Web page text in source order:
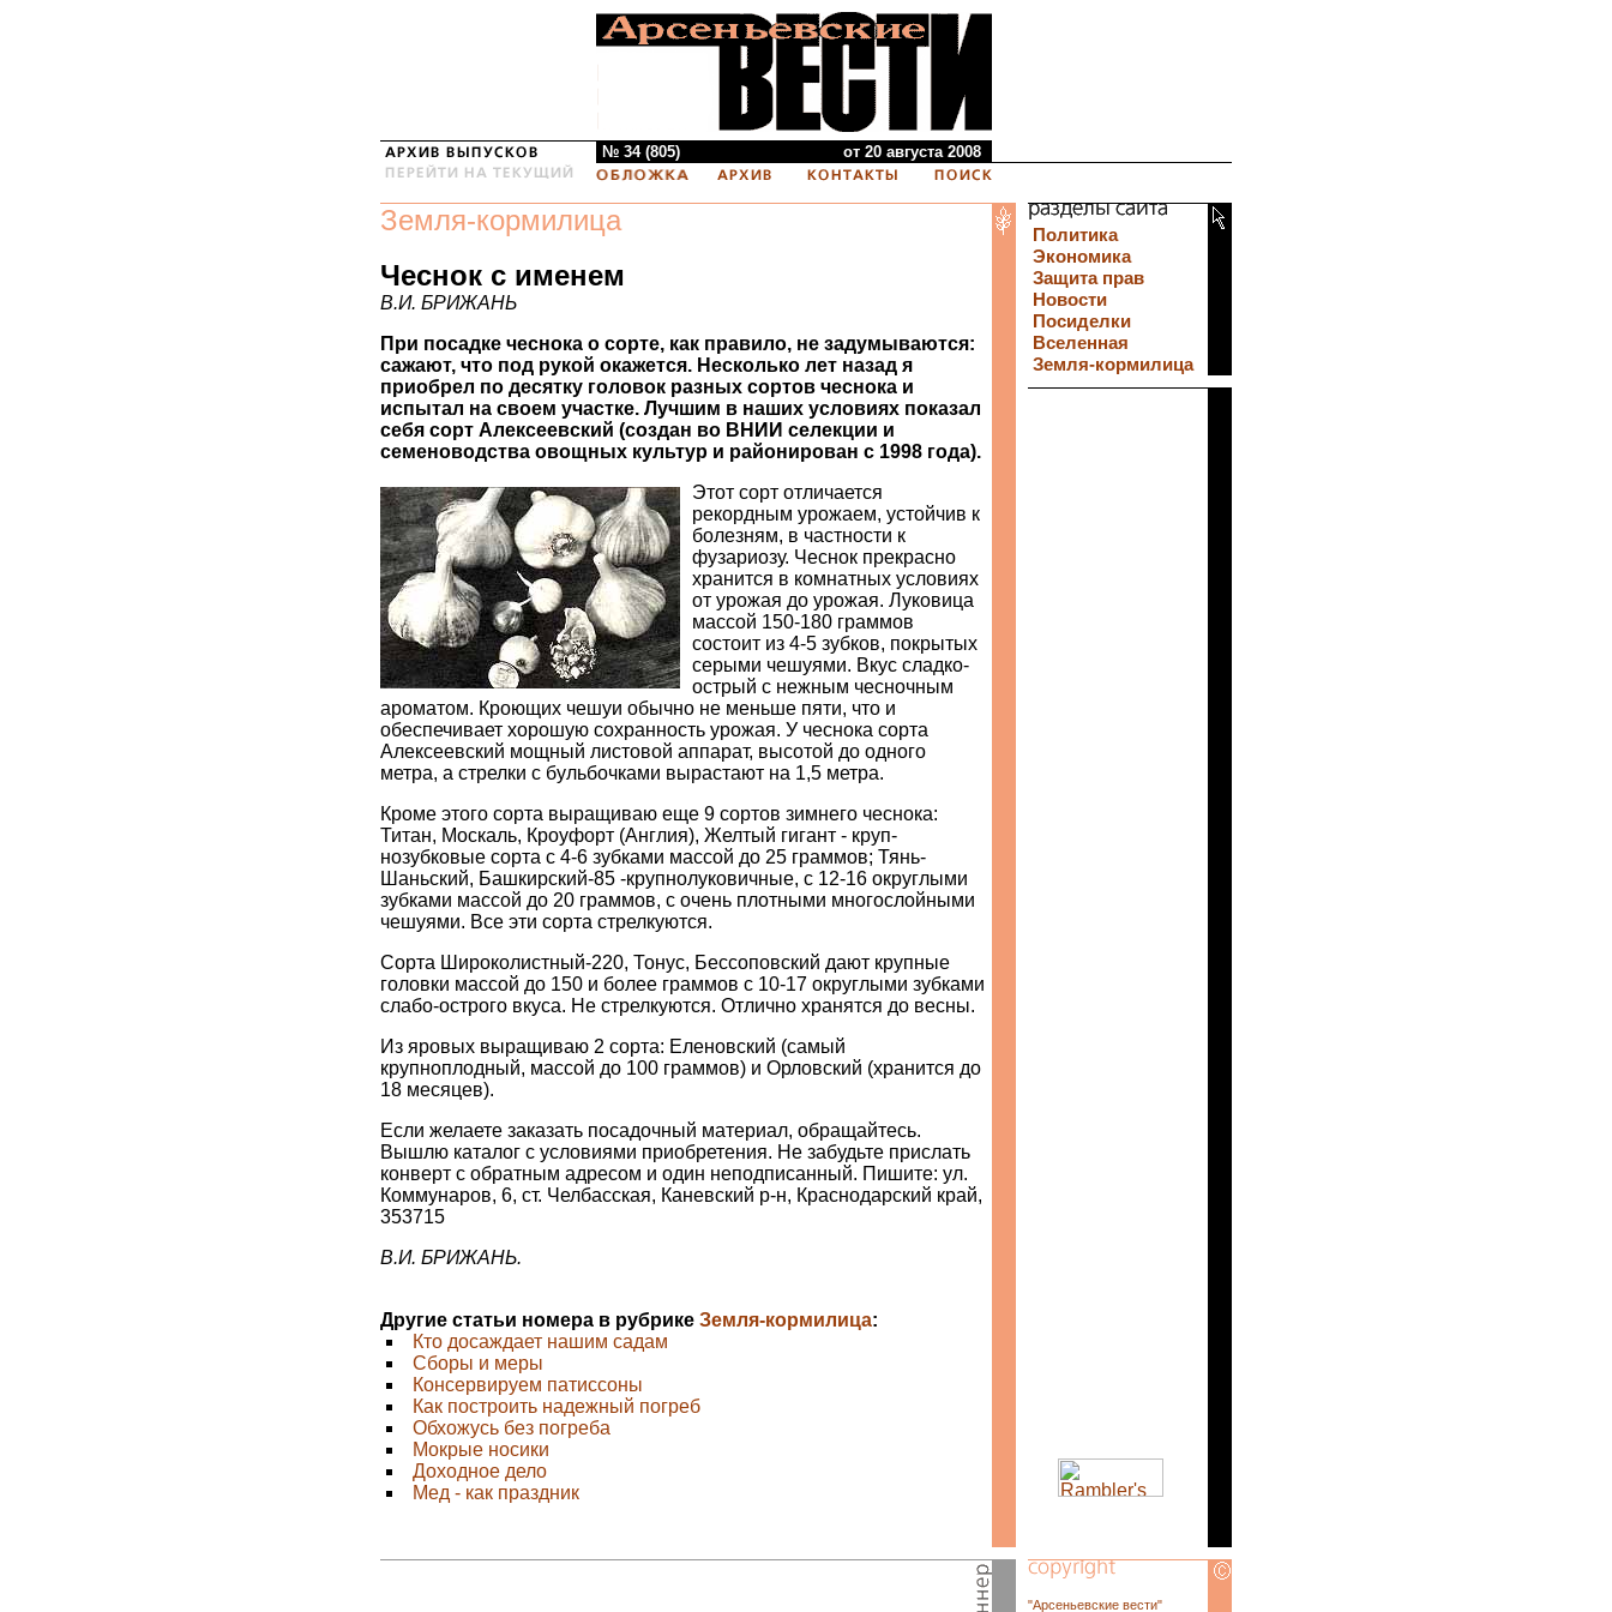
№ 34 (805) от 20 августа 2008
Земля-кормилица
Чеснок с именем
В.И. БРИЖАНЬ
При посадке чеснока о сорте, как правило, не задумываются:
сажают, что под рукой окажется. Несколько лет назад я
приобрел по десятку головок разных сортов чеснока и
испытал на своем участке. Лучшим в наших условиях показал
себя сорт Алексеевский (создан во ВНИИ селекции и
семеноводства овощных культур и районирован с 1998 года).
Этот сорт отличается
рекордным урожаем, устойчив к
болезням, в частности к
фузариозу. Чеснок прекрасно
хранится в комнатных условиях
от урожая до урожая. Луковица
массой 150-180 граммов
состоит из 4-5 зубков, покрытых
серыми чешуями. Вкус сладко-
острый с нежным чесночным
ароматом. Кроющих чешуи обычно не меньше пяти, что и
обеспечивает хорошую сохранность урожая. У чеснока сорта
Алексеевский мощный листовой аппарат, высотой до одного
метра, а стрелки с бульбочками вырастают на 1,5 метра.
Кроме этого сорта выращиваю еще 9 сортов зимнего чеснока:
Титан, Москаль, Кроуфорт (Англия), Желтый гигант - круп-
нозубковые сорта с 4-6 зубками массой до 25 граммов; Тянь-
Шаньский, Башкирский-85 -крупнолуковичные, с 12-16 округлыми
зубками массой до 20 граммов, с очень плотными многослойными
чешуями. Все эти сорта стрелкуются.
Сорта Широколистный-220, Тонус, Бессоповский дают крупные
головки массой до 150 и более граммов с 10-17 округлыми зубками
слабо-острого вкуса. Не стрелкуются. Отлично хранятся до весны.
Из яровых выращиваю 2 сорта: Еленовский (самый
крупноплодный, массой до 100 граммов) и Орловский (хранится до
18 месяцев).
Если желаете заказать посадочный материал, обращайтесь.
Вышлю каталог с условиями приобретения. Не забудьте прислать
конверт с обратным адресом и один неподписанный. Пишите: ул.
Коммунаров, 6, ст. Челбасская, Каневский р-н, Краснодарский край,
353715
В.И. БРИЖАНЬ.
Другие статьи номера в рубрике Земля-кормилица:
Кто досаждает нашим садам
Сборы и меры
Консервируем патиссоны
Как построить надежный погреб
Обхожусь без погреба
Мокрые носики
Доходное дело
Мед - как праздник
Политика
Экономика
Защита прав
Новости
Посиделки
Вселенная
Земля-кормилица
"Арсеньевские вести"